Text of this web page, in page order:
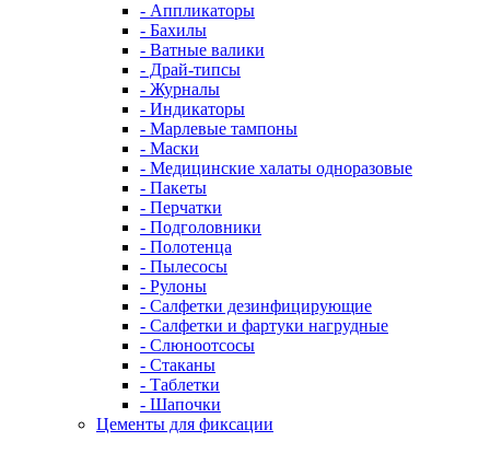
- Аппликаторы
- Бахилы
- Ватные валики
- Драй-типсы
- Журналы
- Индикаторы
- Марлевые тампоны
- Маски
- Медицинские халаты одноразовые
- Пакеты
- Перчатки
- Подголовники
- Полотенца
- Пылесосы
- Рулоны
- Салфетки дезинфицирующие
- Салфетки и фартуки нагрудные
- Слюноотсосы
- Стаканы
- Таблетки
- Шапочки
Цементы для фиксации